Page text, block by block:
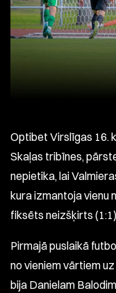
Optibet Virslīgas 16.
Skaļas tribīnes,
nepietika, lai
kura izmantoja vienu
fiksēts neizšķirts
Pirmajā puslaikā
no vieniem vārtiem
bija Danielam